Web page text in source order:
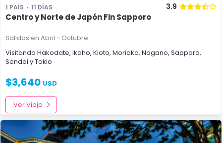
1 PAÍS 11 DÍAS 3.9
Centro y Norte de Japón Fin Sapporo
Salidas en Abril - Octubre
Visitando Hakodate, Ikaho, Kioto, Morioka, Nagano, Sapporo,
Sendai yTokio
$3,640 USD
Ver Viaje